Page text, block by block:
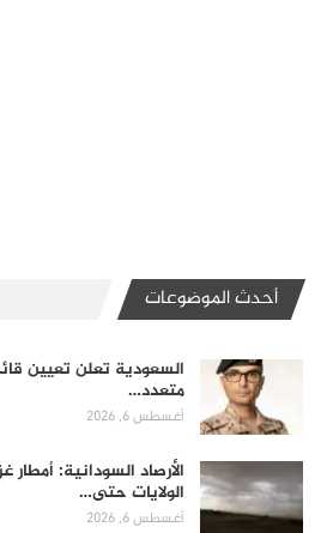
أحدث الموضوعات
السعودية تعلن تعيين
متعدد…
أغسطس 6, 2026
الأرصاد السودانية:
الولايات حتى…
أغسطس 6, 2026